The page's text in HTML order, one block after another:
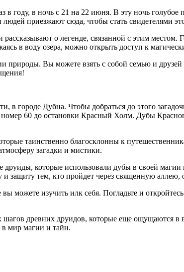
в году, в ночь с 21 на 22 июня. В эту ночь
приезжают сюда, чтобы стать свидетелями
о легенде, связанной с этим местом.
в воду озера, можно открыть доступ к
Вы можете взять с собой семью и друзей
городе Дубна. Чтобы добраться до этого
60 до остановки Красный Холм. Дубы
таинственно благосклонны к
загадки и мистики.
которые использовали дубы в своей
и защиту тем, кто пройдет через священную
изучить илк себя. Погладьте и
древних друидов, которые еще ощущаются в
мир магии и тайн.